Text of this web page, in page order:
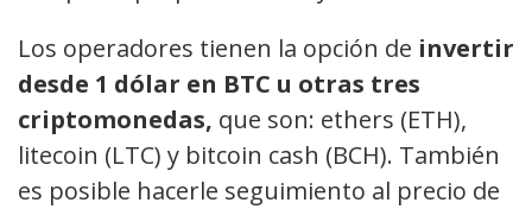
Los operadores tienen la opción de invertir
desde 1 dólar en BTC u otras tres
criptomonedas, que son: ethers (ETH),
litecoin (LTC) y bitcoin cash (BCH). También
es posible hacerle seguimiento al precio de